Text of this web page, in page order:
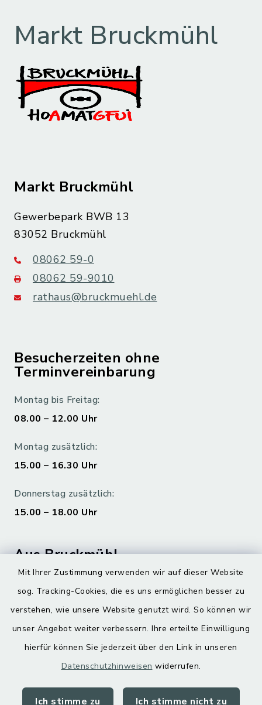
Mit Ihrer Zustimmung verwenden wir auf dieser Website
sog. Tracking-Cookies, die es uns ermöglichen besser zu
verstehen, wie unsere Website genutzt wird. So können wir
unser Angebot weiter verbessern. Ihre erteilte Einwilligung
hierfür können Sie jederzeit über den Link in unseren
Datenschutzhinweisen widerrufen.
Ich stimme zu Ich stimme nicht zu
Markt Bruckmühl
Markt Bruckmühl
Gewerbepark BWB 13
83052 Bruckmühl
08062 59-0
08062 59-9010
rathaus@bruckmuehl.de
Besucherzeiten ohne
Terminvereinbarung
Montag bis Freitag:
08.00 – 12.00 Uhr
Montag zusätzlich:
15.00 – 16.30 Uhr
Donnerstag zusätzlich:
15.00 – 18.00 Uhr
Aus Bruckmühl
Digitaler Ortsplan